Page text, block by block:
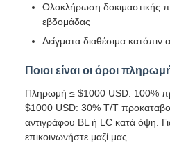
Ολοκλήρωση δοκιμαστικής
εβδομάδας
Δείγματα διαθέσιμα κατόπιν
Ποιοι είναι οι όροι
Πληρωμή ≤ $1000 USD: 100%
$1000 USD: 30% T/T
αντιγράφου BL ή LC κατά όψη.
επικοινωνήστε μαζί μας.